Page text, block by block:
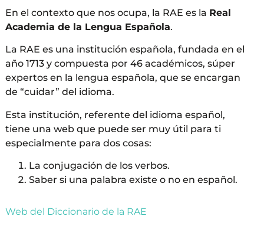
En el contexto que nos ocupa, la RAE es la Real
Academia de la Lengua Española.
La RAE es una institución española, fundada en el
año 1713 y compuesta por 46 académicos, súper
expertos en la lengua española, que se encargan
de “cuidar” del idioma.
Esta institución, referente del idioma español,
tiene una web que puede ser muy útil para ti
especialmente para dos cosas:
La conjugación de los verbos.
Saber si una palabra existe o no en español.
Web del Diccionario de la RAE